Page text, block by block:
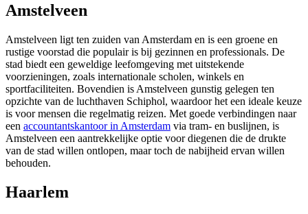
Amstelveen
Amstelveen ligt ten zuiden van Amsterdam en is een groene en
rustige voorstad die populair is bij gezinnen en professionals. De
stad biedt een geweldige leefomgeving met uitstekende
voorzieningen, zoals internationale scholen, winkels en
sportfaciliteiten. Bovendien is Amstelveen gunstig gelegen ten
opzichte van de luchthaven Schiphol, waardoor het een ideale keuze
is voor mensen die regelmatig reizen. Met goede verbindingen naar
een accountantskantoor in Amsterdam via tram- en buslijnen, is
Amstelveen een aantrekkelijke optie voor diegenen die de drukte
van de stad willen ontlopen, maar toch de nabijheid ervan willen
behouden.
Haarlem